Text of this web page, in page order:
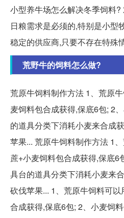
小型养牛场怎么解决冬季饲料
日粮需求是必须的,特别是小型
稳定的供应商,只要不存在特殊
荒野牛的饲料怎么做?
荒原牛饲料制作方法 1、荒原
麦饲料包合成获得,保底6包; 2
的道具分类下消耗小麦来合成
苹果... 荒原牛饲料制作方法 1
蔗+小麦饲料包合成获得,保底6
具台的道具分类下消耗小麦来
砍伐苹果... 1、荒原牛饲料可
合成获得,保底6包; 2、小麦饲